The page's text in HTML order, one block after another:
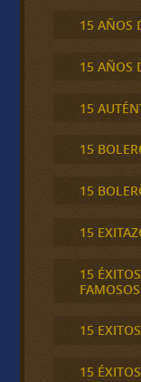
15 AÑOS
15 AÑOS
15
15
15
15
15
FAMOSOS
15
15